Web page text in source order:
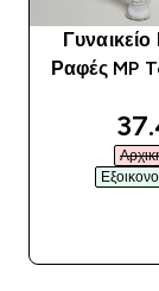
Ραφές MP